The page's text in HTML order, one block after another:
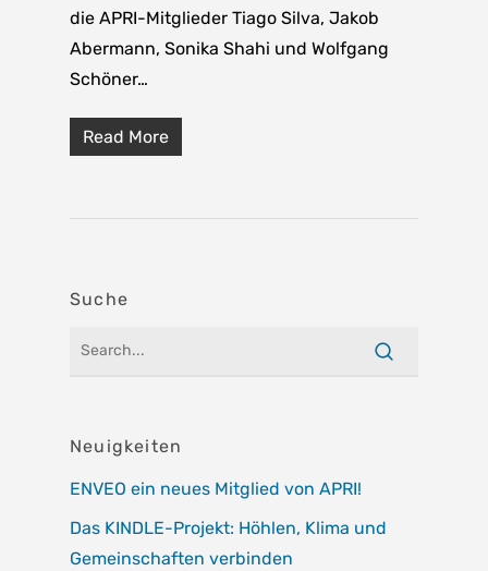
die APRI-Mitglieder Tiago Silva, Jakob
Abermann, Sonika Shahi und Wolfgang
Schöner…
Read More
Suche
Neuigkeiten
ENVEO ein neues Mitglied von APRI!
Das KINDLE-Projekt: Höhlen, Klima und
Gemeinschaften verbinden